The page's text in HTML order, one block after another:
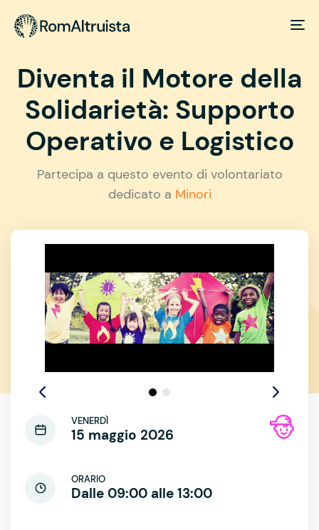
Diventa il Motore della
Solidarietà: Supporto
Operativo e Logistico
Partecipa a questo evento di volontariato
dedicato a Minori
VENERDÌ
15 maggio 2026
ORARIO
Dalle 09:00 alle 13:00